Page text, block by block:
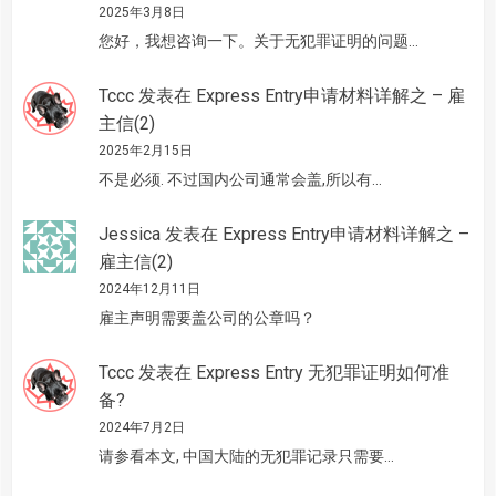
2025年3月8日
您好，我想咨询一下。关于无犯罪证明的问题…
Tccc 发表在 Express Entry申请材料详解之 – 雇
主信(2)
2025年2月15日
不是必须. 不过国内公司通常会盖,所以有…
Jessica 发表在 Express Entry申请材料详解之 –
雇主信(2)
2024年12月11日
雇主声明需要盖公司的公章吗？
Tccc 发表在 Express Entry 无犯罪证明如何准
备?
2024年7月2日
请参看本文, 中国大陆的无犯罪记录只需要…